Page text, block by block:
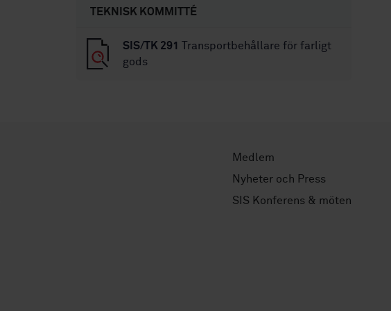
TEKNISK KOMMITTÉ
SIS/TK 291
Transportbehållare för farligt
gods
Medlem
Nyheter och Press
SIS Konferens & möten